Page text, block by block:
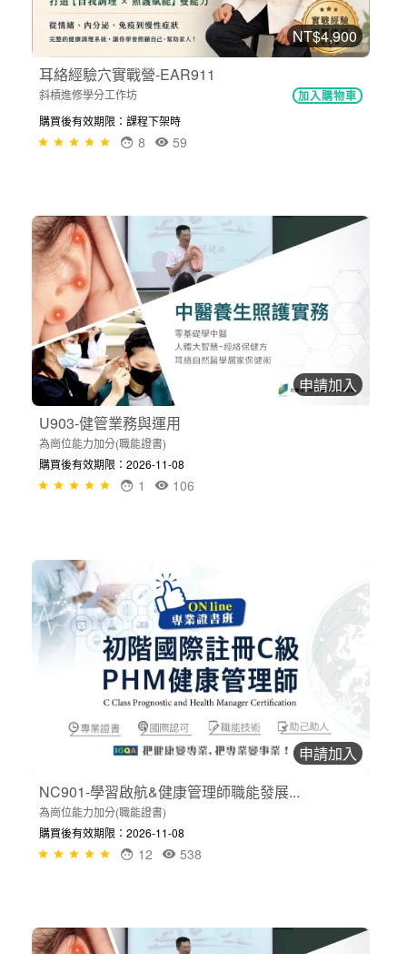
NT$4,900
耳絡經驗穴實戰營-EAR911
斜槓進修學分工作坊 加入購物車
購買後有效期限：課程下架時
59
8
申請加入
U903-健管業務與運用
為崗位能力加分(職能證書)
購買後有效期限：2026-11-08
106
1
申請加入
NC901-學習啟航&健康管理師職能發展...
為崗位能力加分(職能證書)
購買後有效期限：2026-11-08
538
12